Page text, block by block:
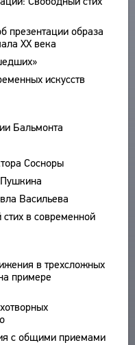
презентации образа
XX века
искусств
Бальмонта
Сосноры
Васильева
в современной
в трехсложных
примере
с общими приемами